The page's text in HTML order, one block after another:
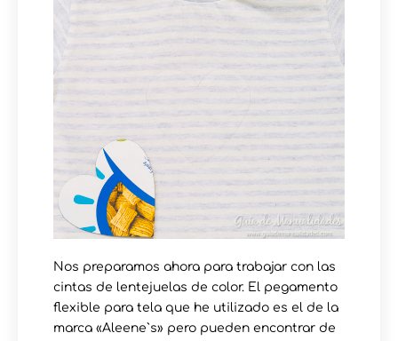
Nos preparamos ahora para trabajar con las
cintas de lentejuelas de color. El pegamento
flexible para tela que he utilizado es el de la
marca «Aleene`s» pero pueden encontrar de